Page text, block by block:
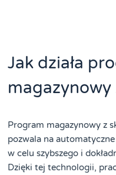
Jak działa
magazynowy
Program magazynowy z
pozwala na
w celu szybszego i
Dzięki tej technologii,